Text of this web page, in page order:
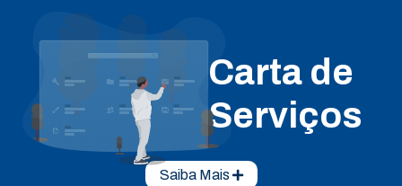
Carta de
Serviços
Saiba Mais